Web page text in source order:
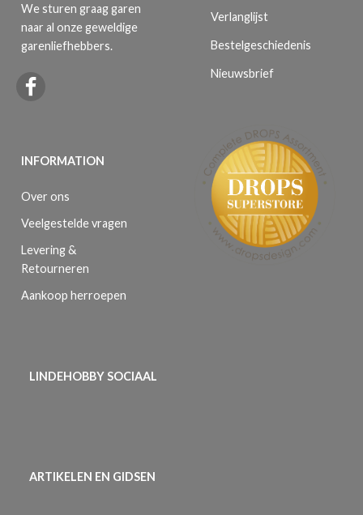
We sturen graag garen
naar al onze geweldige
garenliefhebbers.
INFORMATION
Over ons
Veelgestelde vragen
Levering &
Retourneren
Aankoop herroepen
Verlanglijst
Bestelgeschiedenis
Nieuwsbrief
LINDEHOBBY SOCIAAL
ARTIKELEN EN GIDSEN